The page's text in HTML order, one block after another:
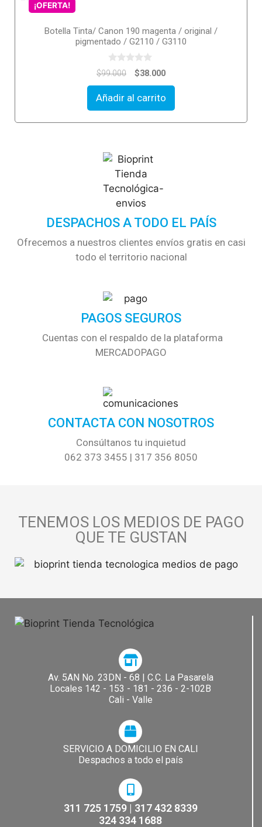
¡OFERTA!
Botella Tinta/ Canon 190 magenta / original /
pigmentado / G2110 / G3110
0
o
u
t
o
f
$99.000 $38.000
Añadir al carrito
DESPACHOS A TODO EL PAÍS
Ofrecemos a nuestros clientes envíos gratis en casi
todo el territorio nacional
PAGOS SEGUROS
Cuentas con el respaldo de la plataforma
MERCADOPAGO
CONTACTA CON NOSOTROS
Consúltanos tu inquietud
062 373 3455 | 317 356 8050
TENEMOS LOS MEDIOS DE PAGO
QUE TE GUSTAN
Av. 5AN No. 23DN - 68 | C.C. La Pasarela​
Locales 142 - 153 - 181 - 236 - 2-102B
Cali - Valle
SERVICIO A DOMICILIO EN CALI
Despachos a todo el país
311 725 1759 | 317 432 8339
324 334 1688